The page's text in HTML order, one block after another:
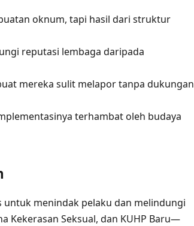
oknum, tapi hasil dari struktur
reputasi lembaga daripada
mereka sulit melapor tanpa dukungan
terhambat oleh budaya
menindak pelaku dan melindungi
Kekerasan Seksual, dan KUHP Baru—